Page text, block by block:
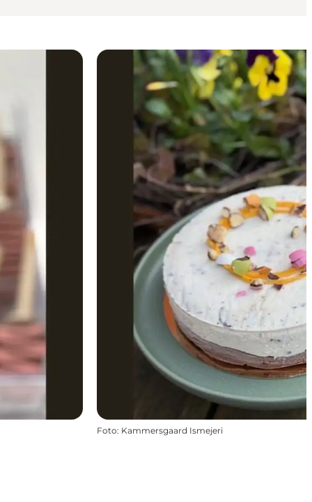
Foto: Kammersgaard Ismejeri